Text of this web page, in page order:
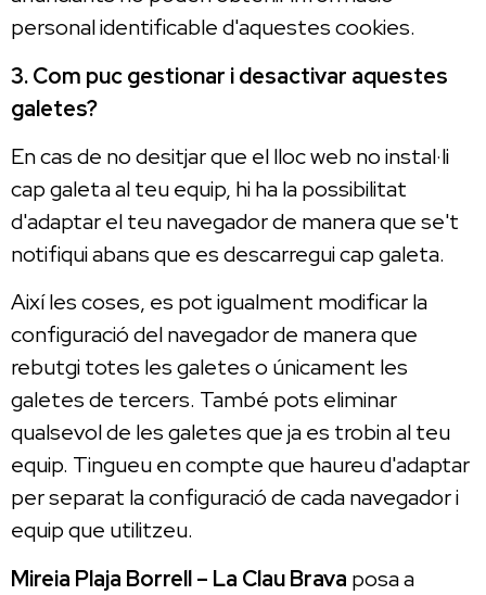
personal identificable d'aquestes cookies.
3. Com puc gestionar i desactivar aquestes
galetes?
En cas de no desitjar que el lloc web no instal·li
cap galeta al teu equip, hi ha la possibilitat
d'adaptar el teu navegador de manera que se't
notifiqui abans que es descarregui cap galeta.
Així les coses, es pot igualment modificar la
configuració del navegador de manera que
rebutgi totes les galetes o únicament les
galetes de tercers. També pots eliminar
qualsevol de les galetes que ja es trobin al teu
equip. Tingueu en compte que haureu d'adaptar
per separat la configuració de cada navegador i
equip que utilitzeu.
Mireia Plaja Borrell – La Clau Brava posa a